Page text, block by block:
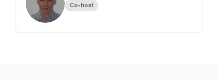
Co-host